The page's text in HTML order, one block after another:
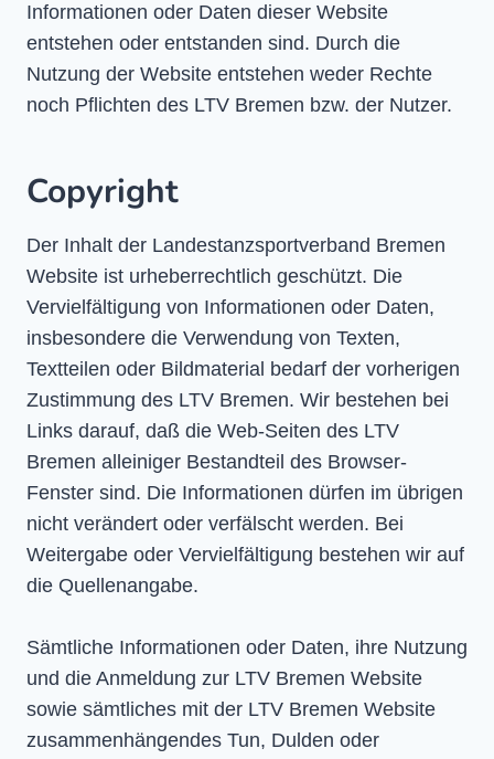
Informationen oder Daten dieser Website
entstehen oder entstanden sind. Durch die
Nutzung der Website entstehen weder Rechte
noch Pflichten des LTV Bremen bzw. der Nutzer.
Copyright
Der Inhalt der Landestanzsportverband Bremen
Website ist urheberrechtlich geschützt. Die
Vervielfältigung von Informationen oder Daten,
insbesondere die Verwendung von Texten,
Textteilen oder Bildmaterial bedarf der vorherigen
Zustimmung des LTV Bremen. Wir bestehen bei
Links darauf, daß die Web-Seiten des LTV
Bremen alleiniger Bestandteil des Browser-
Fenster sind. Die Informationen dürfen im übrigen
nicht verändert oder verfälscht werden. Bei
Weitergabe oder Vervielfältigung bestehen wir auf
die Quellenangabe.
Sämtliche Informationen oder Daten, ihre Nutzung
und die Anmeldung zur LTV Bremen Website
sowie sämtliches mit der LTV Bremen Website
zusammenhängendes Tun, Dulden oder